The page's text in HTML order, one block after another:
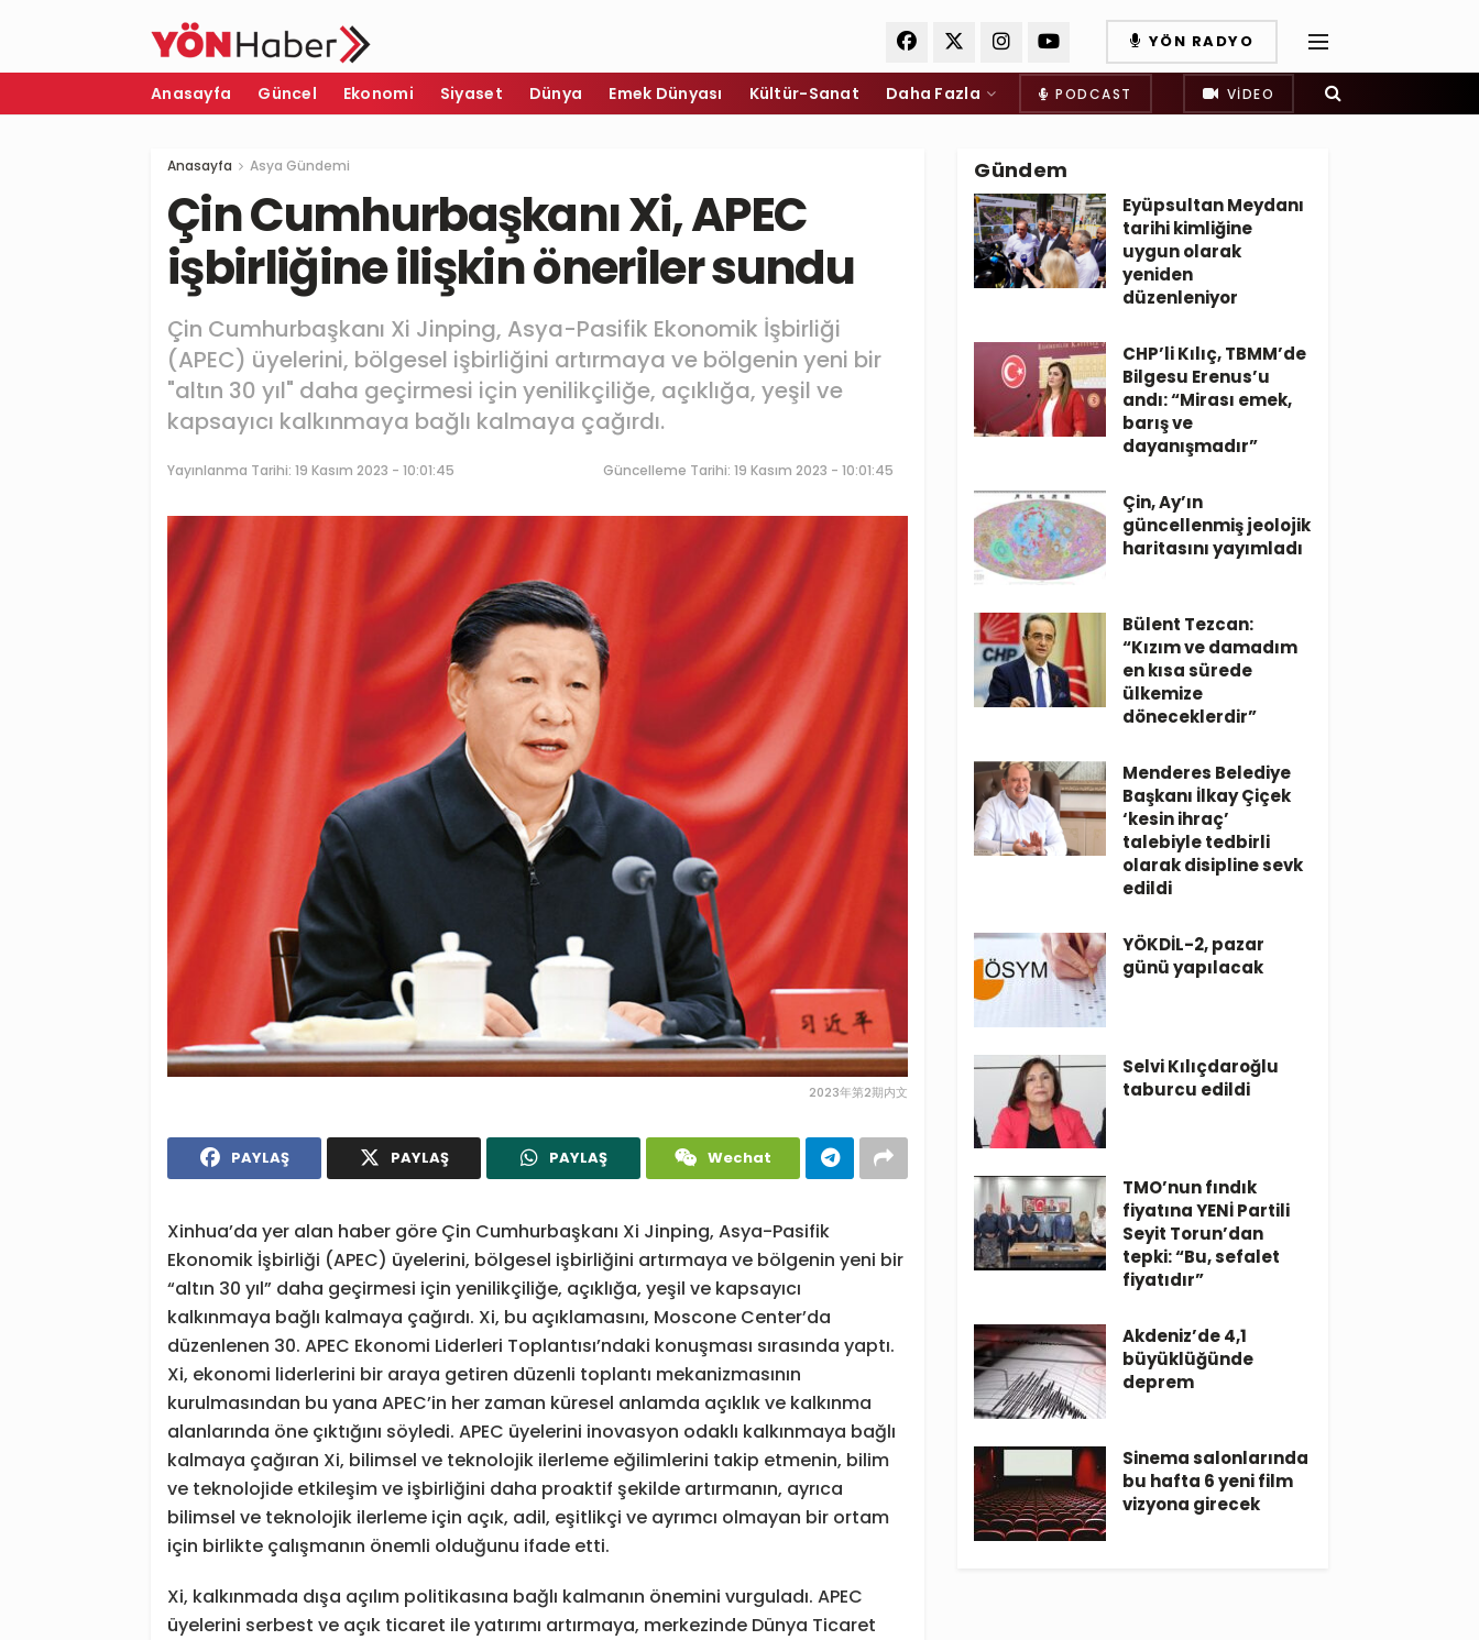
YÖN RADYO
Anasayfa Güncel Ekonomi Siyaset Dünya Emek Dünyası Kültür-Sanat Daha Fazla PODCAST VIDEO
Anasayfa Asya Gündemi
Çin Cumhurbaşkanı Xi, APEC
işbirliğine ilişkin öneriler sundu
Çin Cumhurbaşkanı Xi Jinping, Asya-Pasifik Ekonomik İşbirliği
(APEC) üyelerini, bölgesel işbirliğini artırmaya ve bölgenin yeni bir
"altın 30 yıl" daha geçirmesi için yenilikçiliğe, açıklığa, yeşil ve
kapsayıcı kalkınmaya bağlı kalmaya çağırdı.
Yayınlanma Tarihi: 19 Kasım 2023 - 10:01:45 Güncelleme Tarihi: 19 Kasım 2023 - 10:01:45
2023年第2期内文
PAYLAŞ PAYLAŞ PAYLAŞ Wechat
Xinhua’da yer alan haber göre Çin Cumhurbaşkanı Xi Jinping, Asya-Pasifik
Ekonomik İşbirliği (APEC) üyelerini, bölgesel işbirliğini artırmaya ve bölgenin yeni bir
“altın 30 yıl” daha geçirmesi için yenilikçiliğe, açıklığa, yeşil ve kapsayıcı
kalkınmaya bağlı kalmaya çağırdı. Xi, bu açıklamasını, Moscone Center’da
düzenlenen 30. APEC Ekonomi Liderleri Toplantısı’ndaki konuşması sırasında yaptı.
Xi, ekonomi liderlerini bir araya getiren düzenli toplantı mekanizmasının
kurulmasından bu yana APEC’in her zaman küresel anlamda açıklık ve kalkınma
alanlarında öne çıktığını söyledi. APEC üyelerini inovasyon odaklı kalkınmaya bağlı
kalmaya çağıran Xi, bilimsel ve teknolojik ilerleme eğilimlerini takip etmenin, bilim
ve teknolojide etkileşim ve işbirliğini daha proaktif şekilde artırmanın, ayrıca
bilimsel ve teknolojik ilerleme için açık, adil, eşitlikçi ve ayrımcı olmayan bir ortam
için birlikte çalışmanın önemli olduğunu ifade etti.
Xi, kalkınmada dışa açılım politikasına bağlı kalmanın önemini vurguladı. APEC
üyelerini serbest ve açık ticaret ile yatırımı artırmaya, merkezinde Dünya Ticaret
Gündem
Eyüpsultan Meydanı
tarihi kimliğine
uygun olarak
yeniden
düzenleniyor
CHP’li Kılıç, TBMM’de
Bilgesu Erenus’u
andı: “Mirası emek,
barış ve
dayanışmadır”
Çin, Ay’ın
güncellenmiş jeolojik
haritasını yayımladı
Bülent Tezcan:
“Kızım ve damadım
en kısa sürede
ülkemize
döneceklerdir”
Menderes Belediye
Başkanı İlkay Çiçek
‘kesin ihraç’
talebiyle tedbirli
olarak disipline sevk
edildi
YÖKDİL-2, pazar
günü yapılacak
Selvi Kılıçdaroğlu
taburcu edildi
TMO’nun fındık
fiyatına YENİ Partili
Seyit Torun’dan
tepki: “Bu, sefalet
fiyatıdır”
Akdeniz’de 4,1
büyüklüğünde
deprem
Sinema salonlarında
bu hafta 6 yeni film
vizyona girecek